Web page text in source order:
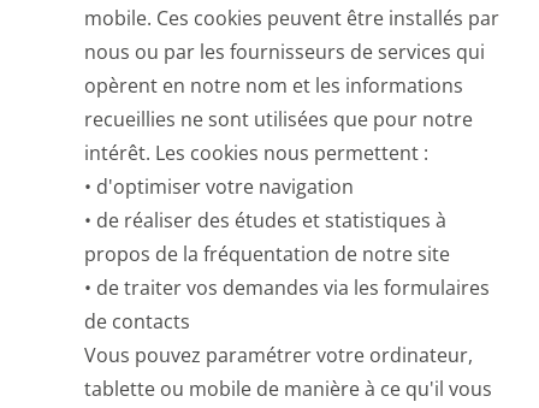
mobile. Ces cookies peuvent être installés par
nous ou par les fournisseurs de services qui
opèrent en notre nom et les informations
recueillies ne sont utilisées que pour notre
intérêt. Les cookies nous permettent :
• d'optimiser votre navigation
• de réaliser des études et statistiques à
propos de la fréquentation de notre site
• de traiter vos demandes via les formulaires
de contacts
Vous pouvez paramétrer votre ordinateur,
tablette ou mobile de manière à ce qu'il vous